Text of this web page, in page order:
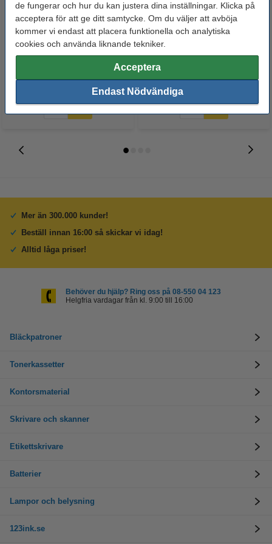
de fungerar och hur du kan justera dina inställningar. Klicka på
acceptera för att ge ditt samtycke. Om du väljer att avböja
kommer vi endast att placera funktionella och analytiska
cookies och använda liknande tekniker.
Acceptera
Endast Nödvändiga
Triangellinjal 16cm | 123ink Linjal 30cm plast | 123ink
Mer än 300.000 kunder!
Beställ innan 16:00 så skickar vi idag!
Alltid låga priser!
Behöver du hjälp? Ring oss på 08-550 04 123
Helgfria vardagar från kl. 9:00 till 16:00
Bläckpatroner
Tonerkassetter
Kontorsmaterial
Skrivare och skanner
Etikettskrivare
Batterier
Lampor och belysning
123ink.se